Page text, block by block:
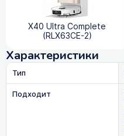
X40 Ultra Complete
(RLX63CE-2)
Характеристики
Тип
Подходит